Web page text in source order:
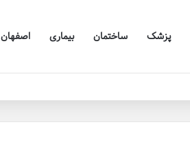
پزشک ساختمان بیماری اصفهان